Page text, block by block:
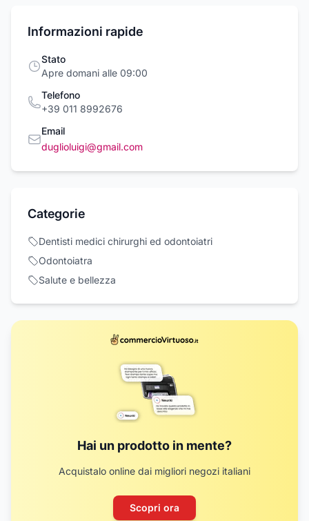
Informazioni rapide
Stato
Apre domani alle 09:00
Telefono
+39 011 8992676
Email
duglioluigi@gmail.com
Categorie
Dentisti medici chirurghi ed odontoiatri
Odontoiatra
Salute e bellezza
Hai un prodotto in mente?
Acquistalo online dai migliori negozi italiani
Scopri ora